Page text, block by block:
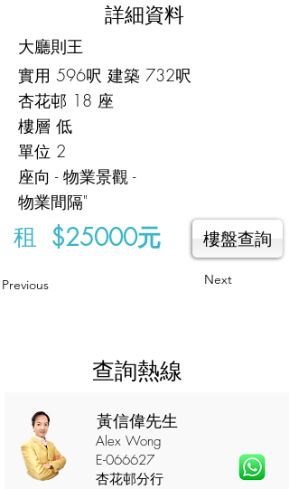
詳細資料
大廳則王
實用 596呎 建築 732呎
杏花邨 18 座
樓層 低
單位 2
座向 - 物業景觀 -
物業間隔"
租 $25000元 樓盤查詢
Previous Next
查詢熱線
黃信偉先生
Alex Wong
E-066627
杏花邨分行